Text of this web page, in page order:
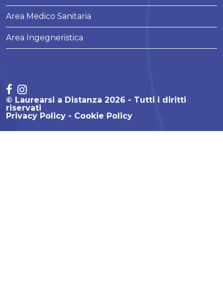
Area Medico Sanitaria
Area Ingegneristica
© Laurearsi a Distanza 2026 - Tutti i diritti
riservati
Privacy Policy
Cookie Policy